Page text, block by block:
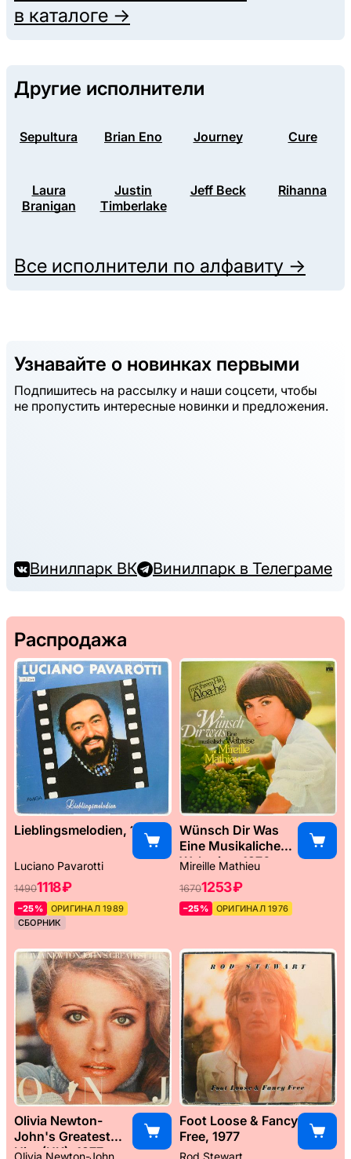
в каталоге →
Другие исполнители
Sepultura Brian Eno Journey Cure
Laura
Branigan
Justin
Timberlake
Jeff Beck Rihanna
Все исполнители по алфавиту →
Узнавайте о новинках первыми
Подпишитесь на рассылку и наши соцсети, чтобы
не пропустить интересные новинки и предложения.
Винилпарк ВК Винилпарк в Телеграме
Распродажа
Lieblingsmelodien, 1989
Luciano Pavarotti
14901118 ₽
–25%
ОРИГИНАЛ 1989
СБОРНИК
Wünsch Dir Was
Eine Musikaliche
Weltreise, 1976
Mireille Mathieu
16701253 ₽
–25% ОРИГИНАЛ 1976
Olivia Newton-
John's Greatest
Hits (UK), 1977
Olivia Newton-John
Foot Loose & Fancy
Free, 1977
Rod Stewart